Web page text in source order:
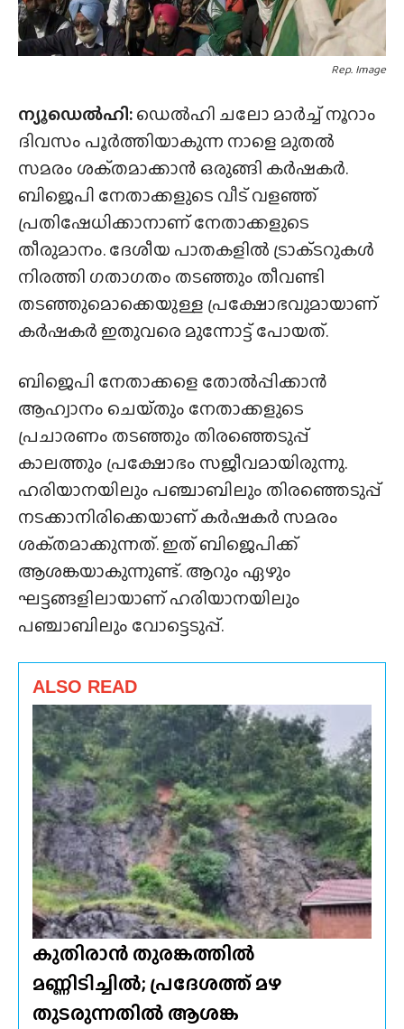
Rep. Image
ന്യൂഡെൽഹി:ഡെൽഹി ചലോ മാർച്ച് നൂറാം
ദിവസം പൂർത്തിയാകുന്ന നാളെ മുതൽ
സമരം ശക്‌തമാക്കാൻ ഒരുങ്ങി കർഷകർ.
ബിജെപി നേതാക്കളുടെ വീട് വളഞ്ഞ്
പ്രതിഷേധിക്കാനാണ് നേതാക്കളുടെ
തീരുമാനം. ദേശീയ പാതകളിൽ ട്രാക്‌ടറുകൾ
നിരത്തി ഗതാഗതം തടഞ്ഞും തീവണ്ടി
തടഞ്ഞുമൊക്കെയുള്ള പ്രക്ഷോഭവുമായാണ്
കർഷകർ ഇതുവരെ മുന്നോട്ട് പോയത്.
ബിജെപി നേതാക്കളെ തോൽപ്പിക്കാൻ
ആഹ്വാനം ചെയ്‌തും നേതാക്കളുടെ
പ്രചാരണം തടഞ്ഞും തിരഞ്ഞെടുപ്പ്
കാലത്തും പ്രക്ഷോഭം സജീവമായിരുന്നു.
ഹരിയാനയിലും പഞ്ചാബിലും തിരഞ്ഞെടുപ്പ്
നടക്കാനിരിക്കെയാണ് കർഷകർ സമരം
ശക്‌തമാക്കുന്നത്. ഇത് ബിജെപിക്ക്
ആശങ്കയാകുന്നുണ്ട്. ആറും ഏഴും
ഘട്ടങ്ങളിലായാണ് ഹരിയാനയിലും
പഞ്ചാബിലും വോട്ടെടുപ്പ്.
ALSO READ
കുതിരാൻ തുരങ്കത്തിൽ
മണ്ണിടിച്ചിൽ; പ്രദേശത്ത് മഴ
തുടരുന്നതിൽ ആശങ്ക